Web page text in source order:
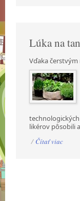
Lúka na
Vďaka
likérov pôsobili
/ Čítať viac